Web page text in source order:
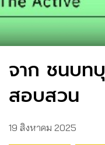
จาก ชนบท
สอบสวน
19 สิงหาคม 2025